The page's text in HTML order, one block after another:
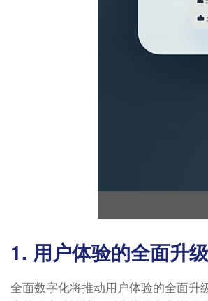
1. 用户体验的全面升级
全面数字化将推动用户体验的全面升